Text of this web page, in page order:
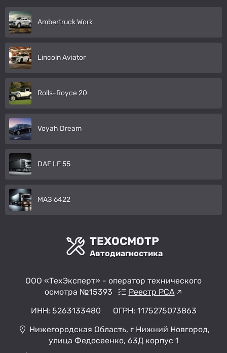
Ambertruck Work
Lincoln Aviator
Rolls-Royce 20
Voyah Dream
DAF LF 55
МАЗ 6422
ТЕХОСМОТР
Автодиагностика
ООО «ТехЭксперт» - оператор технического
осмотра №15393
Реестр РСА
ИНН: 5263133480
ОГРН: 1175275073863
Нижегородская Область, г Нижний Новгород,
улица Федосеенко, 63Д корпус 1